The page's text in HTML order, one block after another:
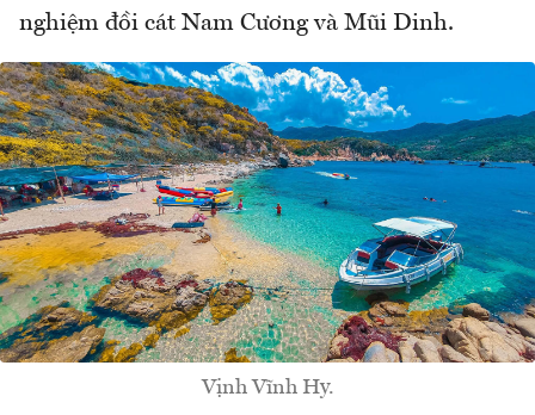
nghiệm đồi cát Nam Cương và Mũi Dinh.
Vịnh Vĩnh Hy.